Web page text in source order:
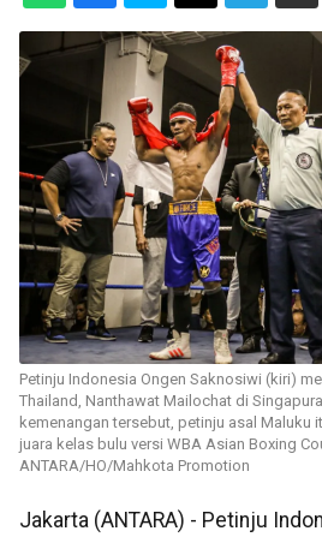
Petinju Indonesia Ongen Saknosiwi (kiri)
Thailand, Nanthawat Mailochat di
kemenangan tersebut, petinju asal Maluku
juara kelas bulu versi WBA Asian Boxing
ANTARA/HO/Mahkota Promotion
Jakarta (ANTARA) - Petinju